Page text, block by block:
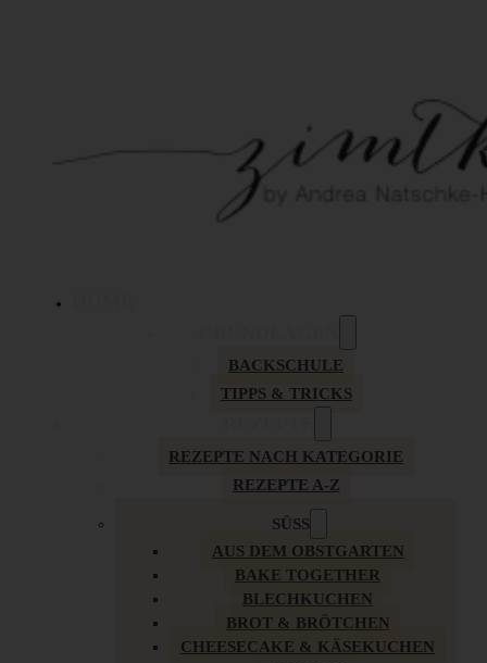
BACKSCHULE
TIPPS & TRICKS
REZEPTE NACH KATEGORIE
REZEPTE A-Z
SÜSS
AUS DEM OBSTGARTEN
BAKE TOGETHER
BLECHKUCHEN
BROT & BRÖTCHEN
CHEESECAKE & KÄSEKUCHEN